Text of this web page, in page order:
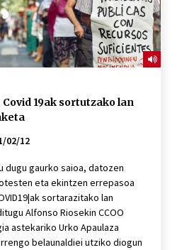
Covid 19ak sortutzako lan
02/12
dugu gaurko saioa, datozen
eta ekintzen errepasoa
sortarazitako lan
Alfonso Riosekin CCOO
astekariko Urko Apaulaza
belaunaldiei utziko diogun